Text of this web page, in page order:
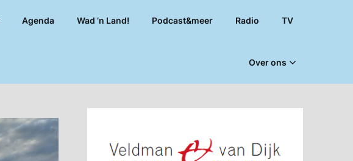
Agenda Wad ’n Land! Podcast&meer Radio TV
Over ons